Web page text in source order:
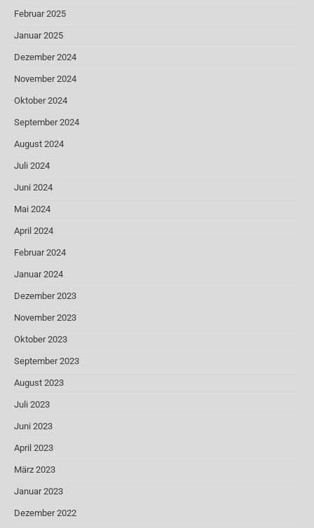
Februar 2025
Januar 2025
Dezember 2024
November 2024
Oktober 2024
September 2024
August 2024
Juli 2024
Juni 2024
Mai 2024
April 2024
Februar 2024
Januar 2024
Dezember 2023
November 2023
Oktober 2023
September 2023
August 2023
Juli 2023
Juni 2023
April 2023
März 2023
Januar 2023
Dezember 2022